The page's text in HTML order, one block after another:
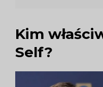
Kim
Self?